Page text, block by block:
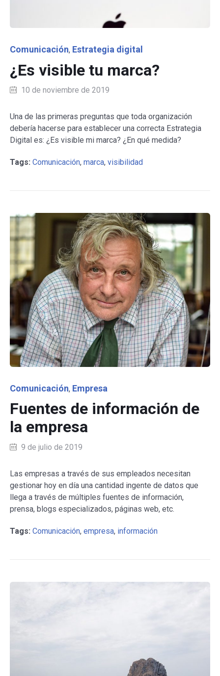
Category
Comunicación, Estrategia digital
¿Es visible tu marca?
10 de noviembre de 2019
Una de las primeras preguntas que toda organización
debería hacerse para establecer una correcta Estrategia
Digital es: ¿Es visible mi marca? ¿En qué medida?
Tags: Comunicación, marca, visibilidad
Category
Comunicación, Empresa
Fuentes de información de
la empresa
9 de julio de 2019
Las empresas a través de sus empleados necesitan
gestionar hoy en día una cantidad ingente de datos que
llega a través de múltiples fuentes de información,
prensa, blogs especializados, páginas web, etc.
Tags: Comunicación, empresa, información